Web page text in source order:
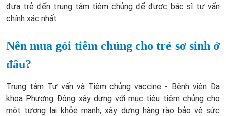
đưa trẻ đến trung tâm tiêm chủng để được bác sĩ tư vấn
chính xác nhất.
Nên mua gói tiêm chủng cho trẻ sơ sinh ở
đâu?
Trung tâm Tư vấn và Tiêm chủng vaccine - Bệnh viện Đa
khoa Phương Đông xây dựng với mục tiêu tiêm chủng cho
một tương lai khỏe mạnh, xây dựng hàng rào bảo vệ sức